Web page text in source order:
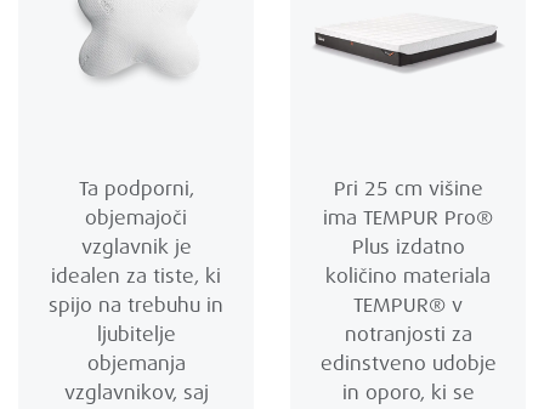
Ta podporni,
objemajoči
vzglavnik je
idealen za tiste, ki
spijo na trebuhu in
ljubitelje
objemanja
vzglavnikov, saj
Pri 25 cm višine
ima TEMPUR Pro®
Plus izdatno
količino materiala
TEMPUR® v
notranjosti za
edinstveno udobje
in oporo, ki se